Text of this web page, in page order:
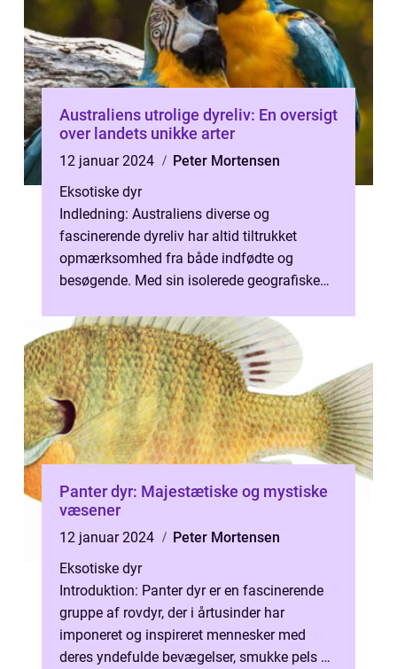
Australiens utrolige dyreliv: En oversigt
over landets unikke arter
12 januar 2024
Peter Mortensen
Eksotiske dyr
Indledning: Australiens diverse og
fascinerende dyreliv har altid tiltrukket
opmærksomhed fra både indfødte og
besøgende. Med sin isolerede geografiske
unik...
Panter dyr: Majestætiske og mystiske
væsener
12 januar 2024
Peter Mortensen
Eksotiske dyr
Introduktion: Panter dyr er en fascinerende
gruppe af rovdyr, der i årtusinder har
imponeret og inspireret mennesker med
deres yndefulde bevægelser, smukke pels og